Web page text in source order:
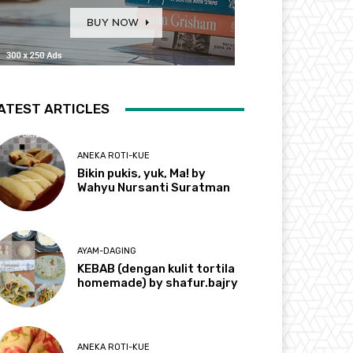
ARTICLES
ANEKA ROTI-KUE
Bikin pukis, yuk, Ma! by
Wahyu Nursanti Suratman
AYAM-DAGING
KEBAB (dengan kulit tortila
homemade) by shafur.bajry
ANEKA ROTI-KUE